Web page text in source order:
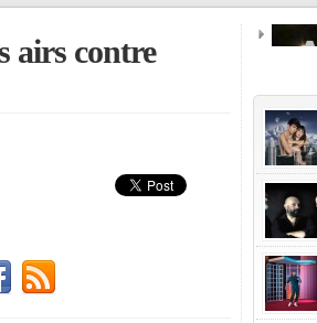
airs contre